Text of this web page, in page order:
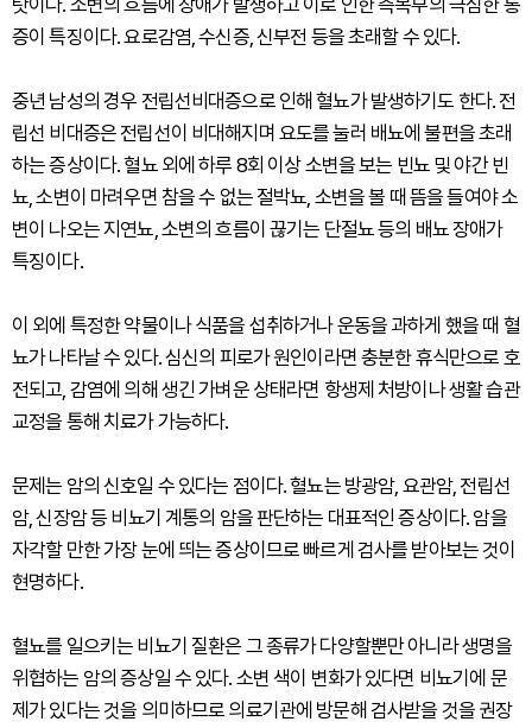
탓이다. 소변의 흐름에 장애가 발생하고 이로 인한 측복부의 극심한 통
증이 특징이다. 요로감염, 수신증, 신부전 등을 초래할 수 있다.
중년 남성의 경우 전립선비대증으로 인해 혈뇨가 발생하기도 한다. 전
립선 비대증은 전립선이 비대해지며 요도를 눌러 배뇨에 불편을 초래
하는 증상이다. 혈뇨 외에 하루 8회 이상 소변을 보는 빈뇨 및 야간 빈
뇨, 소변이 마려우면 참을 수 없는 절박뇨, 소변을 볼 때 뜸을 들여야 소
변이 나오는 지연뇨, 소변의 흐름이 끊기는 단절뇨 등의 배뇨 장애가
특징이다.
이 외에 특정한 약물이나 식품을 섭취하거나 운동을 과하게 했을 때 혈
뇨가 나타날 수 있다. 심신의 피로가 원인이라면 충분한 휴식만으로 호
전되고, 감염에 의해 생긴 가벼운 상태라면 항생제 처방이나 생활 습관
교정을 통해 치료가 가능하다.
문제는 암의 신호일 수 있다는 점이다. 혈뇨는 방광암, 요관암, 전립선
암, 신장암 등 비뇨기 계통의 암을 판단하는 대표적인 증상이다. 암을
자각할 만한 가장 눈에 띄는 증상이므로 빠르게 검사를 받아보는 것이
현명하다.
혈뇨를 일으키는 비뇨기 질환은 그 종류가 다양할뿐만 아니라 생명을
위협하는 암의 증상일 수 있다. 소변 색이 변화가 있다면 비뇨기에 문
제가 있다는 것을 의미하므로 의료기관에 방문해 검사받을 것을 권장